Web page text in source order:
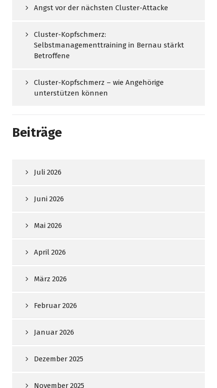
Angst vor der nächsten Cluster-Attacke
Cluster-Kopfschmerz:
Selbstmanagementtraining in Bernau stärkt
Betroffene
Cluster-Kopfschmerz – wie Angehörige
unterstützen können
Beiträge
Juli 2026
Juni 2026
Mai 2026
April 2026
März 2026
Februar 2026
Januar 2026
Dezember 2025
November 2025